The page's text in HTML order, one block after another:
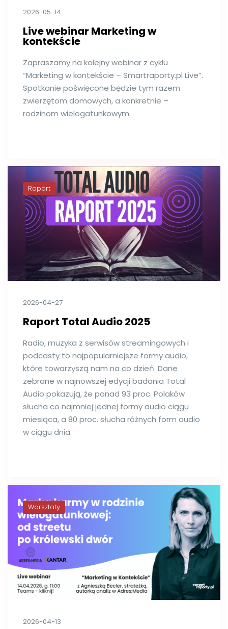
2026-05-14
Live webinar Marketing w
kontekście
Zapraszamy na kolejny webinar z cyklu
“Marketing w kontekście – Smartraporty.pl Live”.
Spotkanie poświęcone będzie tym razem
zwierzętom domowych, a konkretnie –
rodzinom wielogatunkowym.
Raport
2026-04-27
Raport Total Audio 2025
Radio, muzyka z serwisów streamingowych i
podcasty to najpopularniejsze formy audio,
które towarzyszą nam na co dzień. Dane
zebrane w najnowszej edycji badania Total
Audio pokazują, że ponad 93 proc. Polaków
słucha co najmniej jednej formy audio ciągu
miesiąca, a 80 proc. słucha różnych form audio
w ciągu dnia.
Warsztaty
2026-04-13